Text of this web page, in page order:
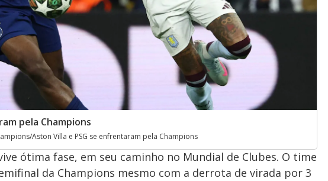
pela Champions
Aston Villa e PSG se enfrentaram pela Champions
ótima fase, em seu caminho no Mundial de Clubes. O time
da Champions mesmo com a derrota de virada por 3